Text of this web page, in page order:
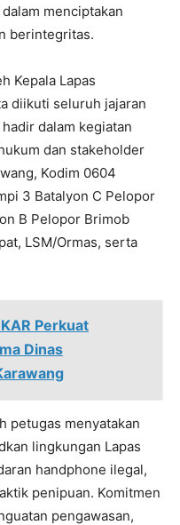
menciptakan
berintegritas.
Kepala Lapas
diikuti seluruh jajaran
dalam kegiatan
dan stakeholder
Kodim 0604
3 Batalyon C Pelopor
B Pelopor Brimob
LSM/Ormas, serta
Perkuat
Dinas
petugas menyatakan
lingkungan Lapas
handphone ilegal,
penipuan. Komitmen
pengawasan,